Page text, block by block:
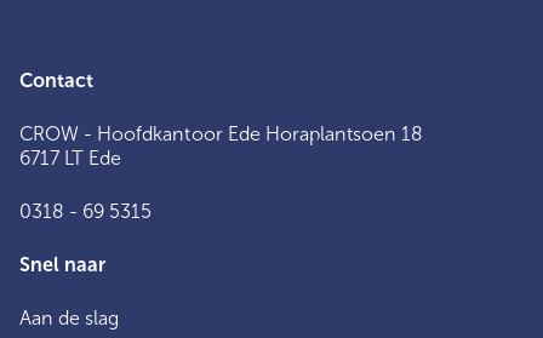
Contact
CROW - Hoofdkantoor Ede Horaplantsoen 18
6717 LT Ede
0318 - 69 5315
Snel naar
Aan de slag